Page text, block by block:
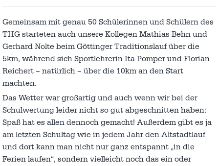
Gemeinsam mit genau 50 Schülerinnen und Schülern des
THG starteten auch unsere Kollegen Mathias Behn und
Gerhard Nolte beim Göttinger Traditionslauf über die
5km, während sich Sportlehrerin Ita Pomper und Florian
Reichert – natürlich – über die 10km an den Start
machten.
Das Wetter war großartig und auch wenn wir bei der
Schulwertung leider nicht so gut abgeschnitten haben:
Spaß hat es allen dennoch gemacht! Außerdem gibt es ja
am letzten Schultag wie in jedem Jahr den Altstadtlauf
und dort kann man nicht nur ganz entspannt „in die
Ferien laufen“, sondern vielleicht noch das ein oder